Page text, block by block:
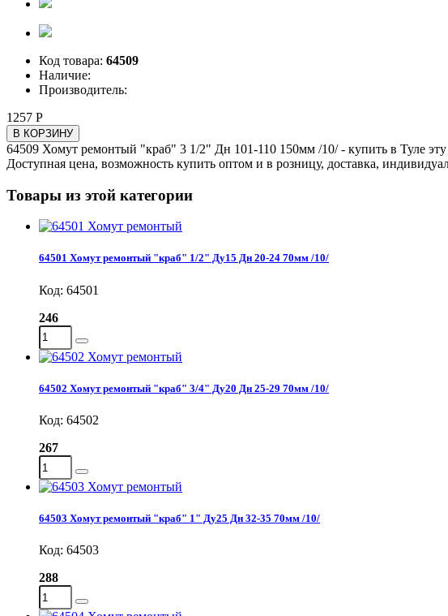
Код товара: 64509
Наличие:
Производитель:
1257 Р
В КОРЗИНУ
64509 Хомут ремонтый "краб" 3 1/2" Дн 101-110 150мм /10/ - купить в Туле
Доступная цена, возможность купить оптом и в розницу, доставка,
Товары из этой категории
64501 Хомут ремонтый "краб" 1/2" Ду15 Дн 20-24 70мм /10/
Код: 64501
246
64502 Хомут ремонтый "краб" 3/4" Ду20 Дн 25-29 70мм /10/
Код: 64502
267
64503 Хомут ремонтый "краб" 1" Ду25 Дн 32-35 70мм /10/
Код: 64503
288